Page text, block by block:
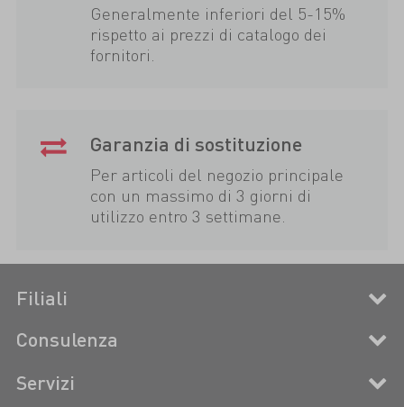
Generalmente inferiori del 5-15%
rispetto ai prezzi di catalogo dei
fornitori.
Garanzia di sostituzione
Per articoli del negozio principale
con un massimo di 3 giorni di
utilizzo entro 3 settimane.
Filiali
Consulenza
Servizi